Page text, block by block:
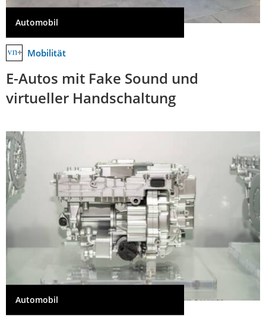
Automobil
Mobilität
E-Autos mit Fake Sound und
virtueller Handschaltung
Automobil